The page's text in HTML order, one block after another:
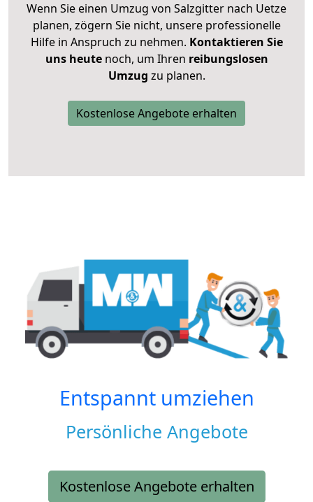
Wenn Sie einen Umzug von Salzgitter nach Uetze
planen, zögern Sie nicht, unsere professionelle
Hilfe in Anspruch zu nehmen. Kontaktieren Sie
uns heutenoch, um Ihren reibungslosen
Umzug zu planen.
Kostenlose Angebote erhalten
Entspannt umziehen
Persönliche Angebote
Kostenlose Angebote erhalten